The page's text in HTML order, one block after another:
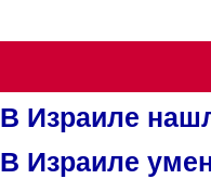
В Израиле
В Израиле